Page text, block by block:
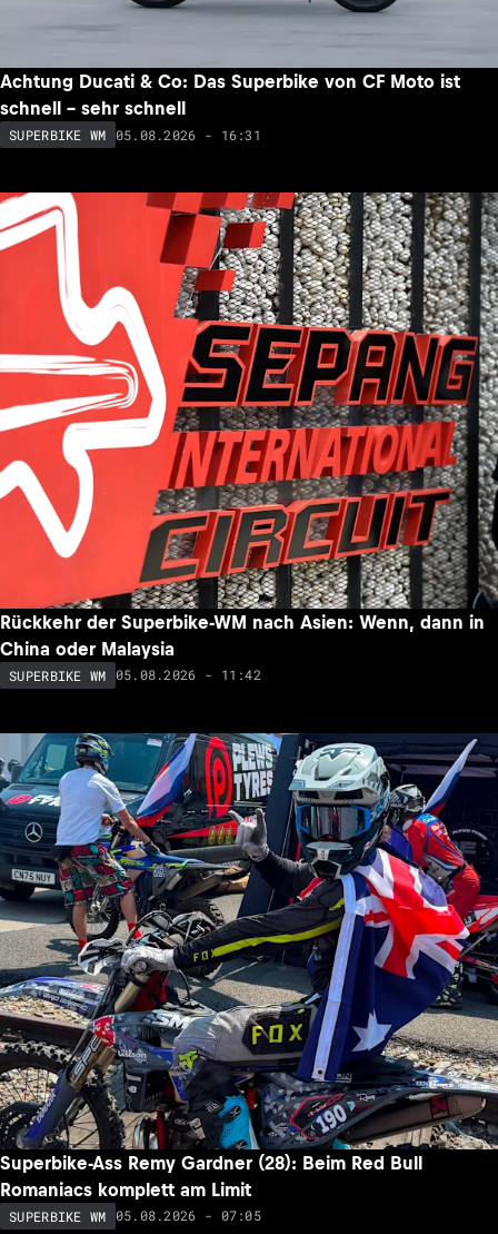
Achtung Ducati & Co: Das Superbike von CF Moto ist
schnell – sehr schnell
SUPERBIKE WM 05.08.2026 - 16:31
Rückkehr der Superbike-WM nach Asien: Wenn, dann in
China oder Malaysia
SUPERBIKE WM 05.08.2026 - 11:42
Superbike-Ass Remy Gardner (28): Beim Red Bull
Romaniacs komplett am Limit
SUPERBIKE WM 05.08.2026 - 07:05